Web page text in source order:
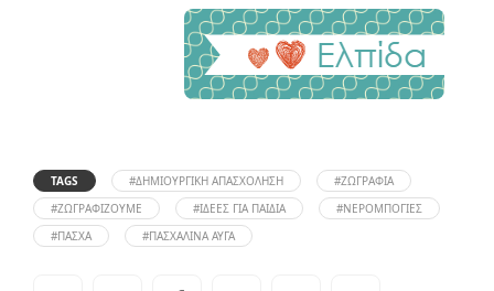
TAGS #ΔΗΜΙΟΥΡΓΙΚΉ ΑΠΑΣΧΌΛΗΣΗ
#ΖΩΓΡΑΦΙΆ
#ΖΩΓΡΑΦΊΖΟΥΜΕ
#ΙΔΈΕΣ ΓΙΑ ΠΑΙΔΙΆ
#ΝΕΡΟΜΠΟΓΙΈΣ
#ΠΆΣΧΑ
#ΠΑΣΧΑΛΙΝΆ ΑΥΓΆ